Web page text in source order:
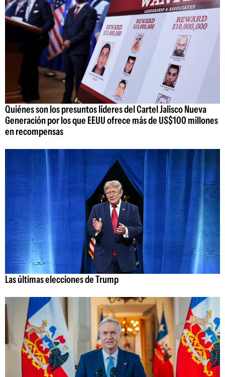
Quiénes son los presuntos líderes del Cartel Jalisco Nueva
Generación por los que EEUU ofrece más de US$100 millones
en recompensas
Las últimas elecciones de Trump